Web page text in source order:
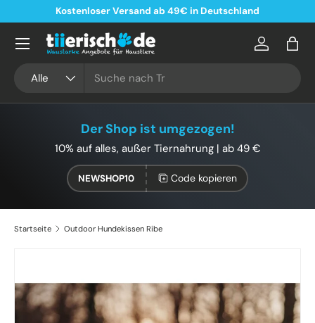
Direkt zum Inhalt
Kostenloser Versand ab 49€ in Deutschland
Alle
Konto
Der Shop ist umgezogen!
10% auf alles, außer Tiernahrung | ab 49 €
NEWSHOP10 Code kopieren
Startseite Outdoor Hundekissen Ribe